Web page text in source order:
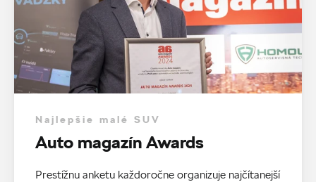
Najlepšie malé SUV
Auto magazín Awards
Prestížnu anketu každoročne organizuje najčítanejší